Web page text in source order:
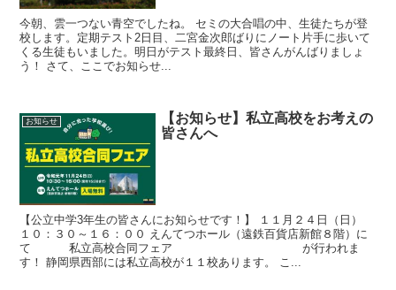
今朝、雲一つない青空でしたね。 セミの大合唱の中、生徒たちが登
校します。定期テスト2日目、二宮金次郎ばりにノート片手に歩いて
くる生徒もいました。明日がテスト最終日、皆さんがんばりましょ
う！ さて、ここでお知らせ...
お知らせ
【お知らせ】私立高校をお考えの
皆さんへ
【公立中学3年生の皆さんにお知らせです！】 １１月２４日（日）
１０：３０～１６：００ えんてつホール（遠鉄百貨店新館８階）に
て 私立高校合同フェア が行われま
す！ 静岡県西部には私立高校が１１校あります。 こ...